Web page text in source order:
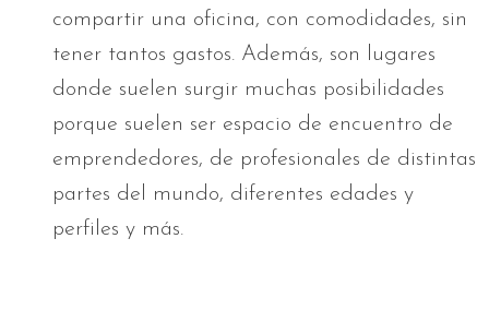
compartir una oficina, con comodidades, sin
tener tantos gastos. Además, son lugares
donde suelen surgir muchas posibilidades
porque suelen ser espacio de encuentro de
emprendedores, de profesionales de distintas
partes del mundo, diferentes edades y
perfiles y más.